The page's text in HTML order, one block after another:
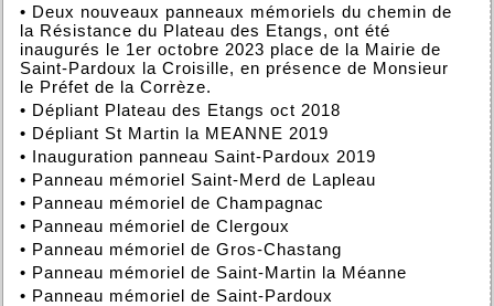
• Deux nouveaux panneaux mémoriels du chemin de
la Résistance du Plateau des Etangs, ont été
inaugurés le 1er octobre 2023 place de la Mairie de
Saint-Pardoux la Croisille, en présence de Monsieur
le Préfet de la Corrèze.
• Dépliant Plateau des Etangs oct 2018
• Dépliant St Martin la MEANNE 2019
• Inauguration panneau Saint-Pardoux 2019
• Panneau mémoriel Saint-Merd de Lapleau
• Panneau mémoriel de Champagnac
• Panneau mémoriel de Clergoux
• Panneau mémoriel de Gros-Chastang
• Panneau mémoriel de Saint-Martin la Méanne
• Panneau mémoriel de Saint-Pardoux